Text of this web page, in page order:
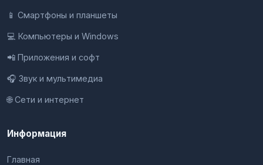
📱 Смартфоны и планшеты
💻 Компьютеры и Windows
📲 Приложения и софт
🎧 Звук и мультимедиа
🌐 Сети и интернет
Информация
Главная